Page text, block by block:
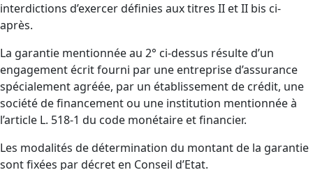
interdictions d’exercer définies aux titres II et II bis ci-
après.
La garantie mentionnée au 2° ci-dessus résulte d’un
engagement écrit fourni par une entreprise d’assurance
spécialement agréée, par un établissement de crédit, une
société de financement ou une institution mentionnée à
l’article L. 518-1 du code monétaire et financier.
Les modalités de détermination du montant de la garantie
sont fixées par décret en Conseil d’Etat.